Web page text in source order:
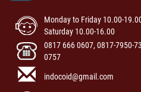
Monday to Friday 10.00-
Saturday 10.00-16.00
0817 666 0607, 0817-7950-
0757
indocoid@gmail.com